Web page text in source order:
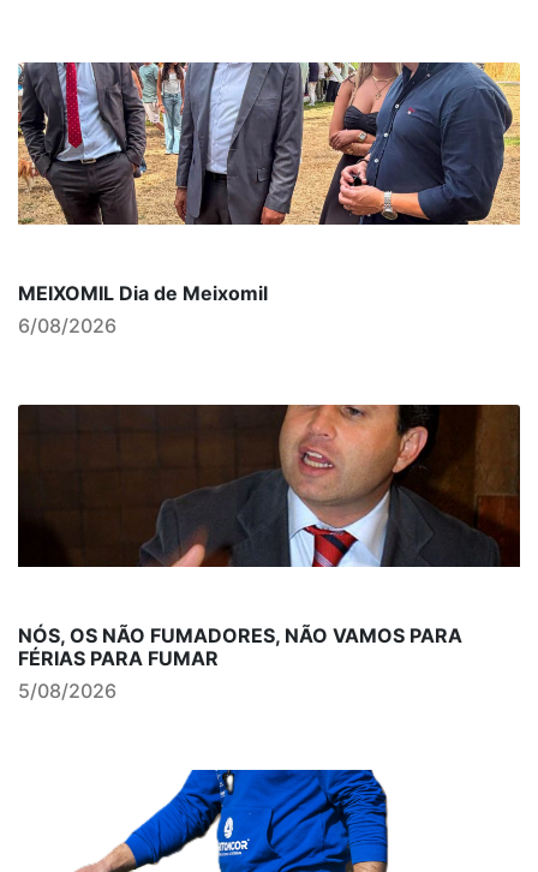
MEIXOMIL Dia de Meixomil
6/08/2026
NÓS, OS NÃO FUMADORES, NÃO VAMOS PARA
FÉRIAS PARA FUMAR
5/08/2026